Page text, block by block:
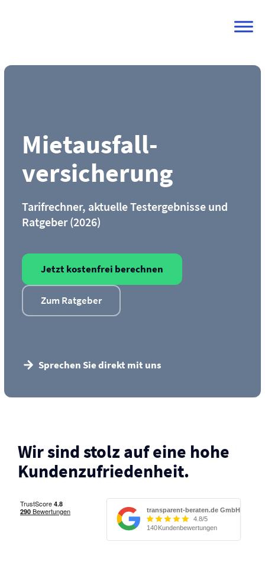
Mietausfall­
versicherung
Tarifrechner, aktuelle Testergebnisse und
Ratgeber (2026)
Jetzt kostenfrei berechnen
Zum Ratgeber
Sprechen Sie direkt mit uns
Wir sind stolz auf eine hohe
Kunden­zufriedenheit.